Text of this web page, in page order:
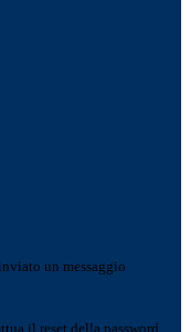
un messaggio
il reset della password